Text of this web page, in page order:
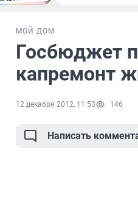
МОЙ ДОМ
Госбюджет
капремонт
12 декабря 2012, 11:53 146
Написать